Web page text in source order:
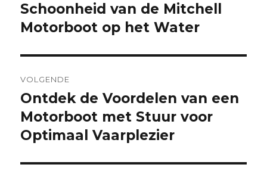
bericht:
Schoonheid van de Mitchell
Motorboot op het Water
VOLGENDE
Volgende
bericht:
Ontdek de Voordelen van een
Motorboot met Stuur voor
Optimaal Vaarplezier